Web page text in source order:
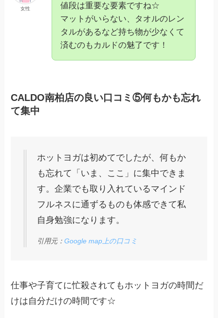
女性
値段は重要な要素ですね☆
マットがいらない、タオルのレン
タルがあるなど持ち物が少なくて
済むのもカルドの魅了です！
CALDO南柏店の良い口コミ⑤何もかも忘れ
て集中
ホットヨガは初めてでしたが、何もか
も忘れて「いま、ここ」に集中できま
す。企業でも取り入れているマインド
フルネスに通ずるものも体感できて私
自身勉強になります。
引用元：Google map上の口コミ
仕事や子育てに忙殺されてもホットヨガの時間だ
けは自分だけの時間です☆